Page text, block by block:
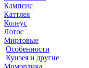
Кампсис
Каттлея
Колеус
Лотос
Миртовые
Особенности
Кунзея и другие